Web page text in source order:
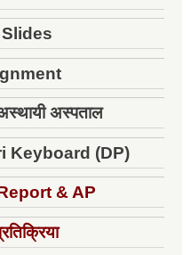
Slides
अस्पताल
Keyboard (DP)
& AP